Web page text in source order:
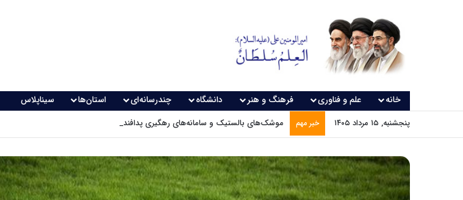
خانه علم و فناوری فرهنگ و هنر دانشگاه چندرسانه‌ای استان‌ها سیناپلاس
پنجشنبه, ۱۵ مرداد ۱۴۰۵ خبر مهم موشک‌های بالستیک و سامانه‌های رهگیری پدافندی چگونه کار می کنند؟